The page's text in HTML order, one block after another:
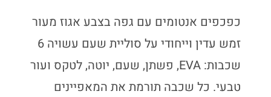
כפכפים אנטומים עם גפה בצבע אגוז מעור
זמש עדין וייחודי על סוליית שעם עשויה 6
שכבות: EVA, פשתן, שעם, יוטה, לטקס ועור
טבעי. כל שכבה תורמת את המאפיינים